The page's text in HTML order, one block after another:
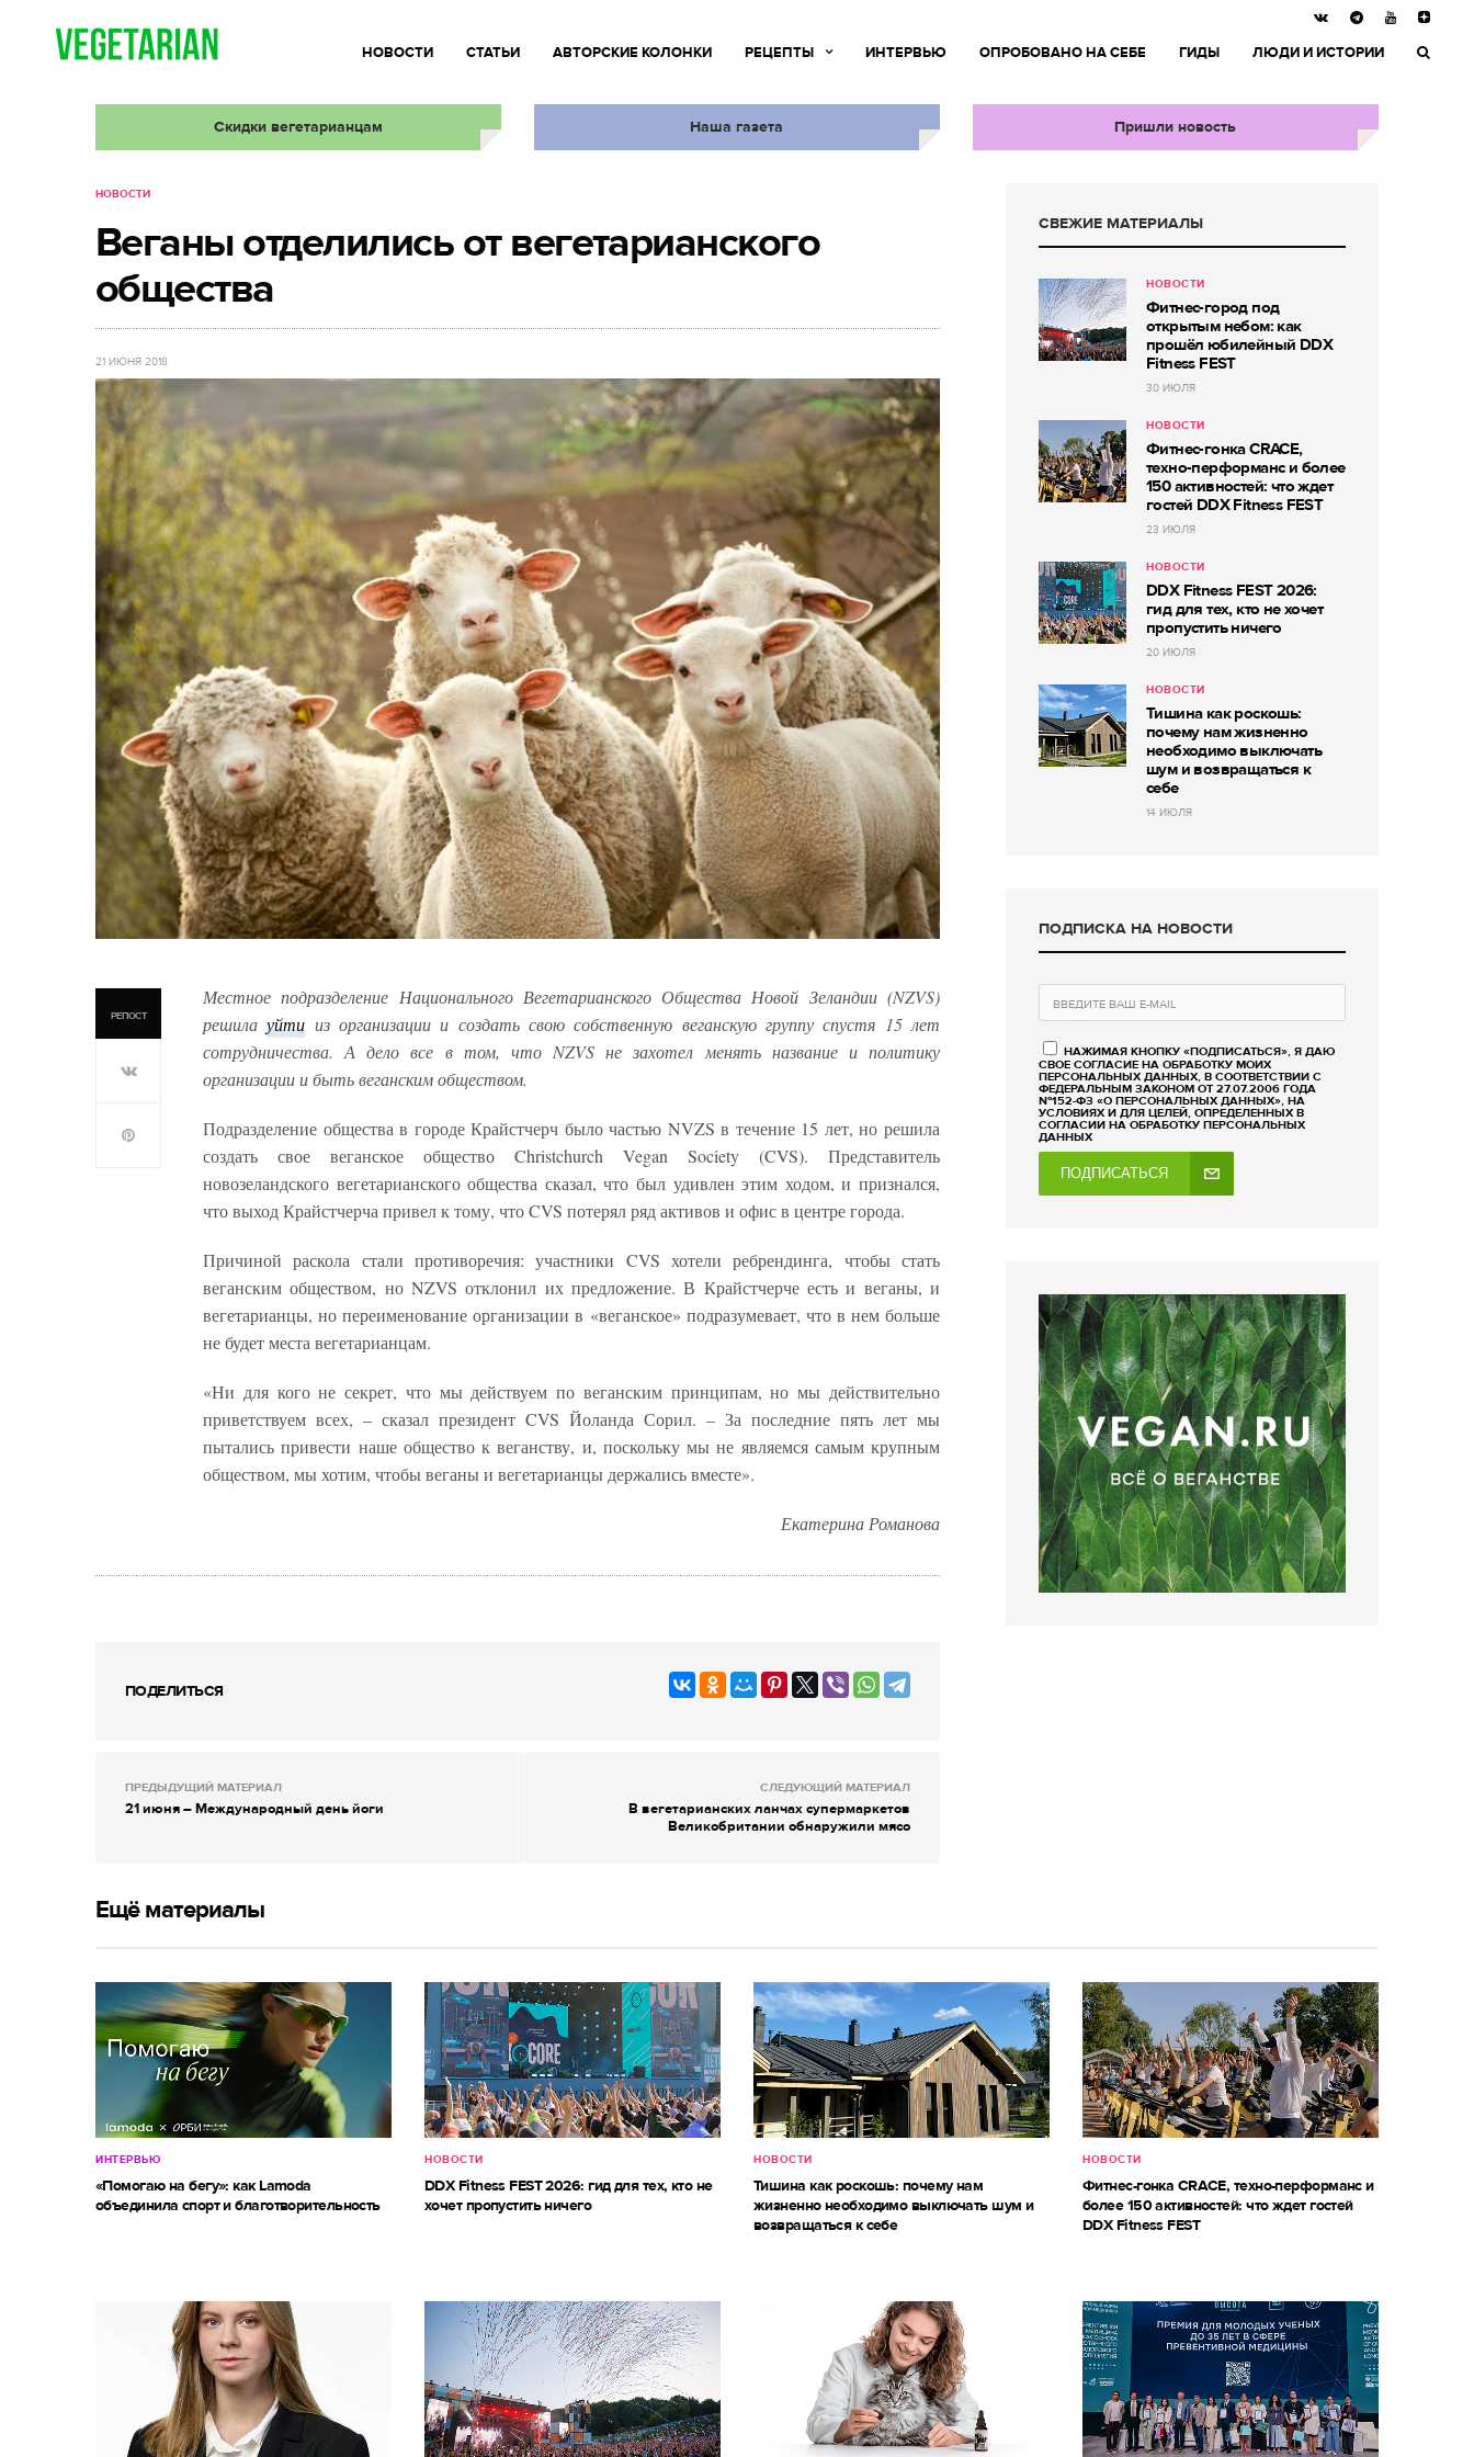
НОВОСТИ СТАТЬИ АВТОРСКИЕ КОЛОНКИ РЕЦЕПТЫ ИНТЕРВЬЮ ОПРОБОВАНО НА СЕБЕ ГИДЫ ЛЮДИ И ИСТОРИИ
Скидки вегетарианцам Наша газета Пришли новость
НОВОСТИ
Веганы отделились от вегетарианского
общества
21 ИЮНЯ 2018
РЕПОСТ
Местное подразделение Национального Вегетарианского Общества Новой Зеландии (NZVS)
решилауйти из организации и создать свою собственную веганскую группу спустя 15 лет
сотрудничества. А дело все в том, что NZVS не захотел менять название и политику
организации и быть веганским обществом.
Подразделение общества в городе Крайстчерч было частью NVZS в течение 15 лет, но решила
создать свое веганское общество Christchurch Vegan Society (CVS). Представитель
новозеландского вегетарианского общества сказал, что был удивлен этим ходом, и признался,
что выход Крайстчерча привел к тому, что CVS потерял ряд активов и офис в центре города.
Причиной раскола стали противоречия: участники CVS хотели ребрендинга, чтобы стать
веганским обществом, но NZVS отклонил их предложение. В Крайстчерче есть и веганы, и
вегетарианцы, но переименование организации в «веганское» подразумевает, что в нем больше
не будет места вегетарианцам.
«Ни для кого не секрет, что мы действуем по веганским принципам, но мы действительно
приветствуем всех, – сказал президент CVS Йоланда Сорил. – За последние пять лет мы
пытались привести наше общество к веганству, и, поскольку мы не являемся самым крупным
обществом, мы хотим, чтобы веганы и вегетарианцы держались вместе».
Екатерина Романова
ПОДЕЛИТЬСЯ
ПРЕДЫДУЩИЙ МАТЕРИАЛ
21 июня – Международный день йоги
СЛЕДУЮЩИЙ МАТЕРИАЛ
В вегетарианских ланчах супермаркетов
Великобритании обнаружили мясо
СВЕЖИЕ МАТЕРИАЛЫ
НОВОСТИ
Фитнес-город под
открытым небом: как
прошёл юбилейный DDX
Fitness FEST
30 ИЮЛЯ
НОВОСТИ
Фитнес-гонка CRACE,
техно-перформанс и более
150 активностей: что ждет
гостей DDX Fitness FEST
23 ИЮЛЯ
НОВОСТИ
DDX Fitness FEST 2026:
гид для тех, кто не хочет
пропустить ничего
20 ИЮЛЯ
НОВОСТИ
Тишина как роскошь:
почему нам жизненно
необходимо выключать
шум и возвращаться к
себе
14 ИЮЛЯ
ПОДПИСКА НА НОВОСТИ
НАЖИМАЯ КНОПКУ «ПОДПИСАТЬСЯ», Я ДАЮ
СВОЕ СОГЛАСИЕ НА ОБРАБОТКУ МОИХ
ПЕРСОНАЛЬНЫХ ДАННЫХ, В СООТВЕТСТВИИ С
ФЕДЕРАЛЬНЫМ ЗАКОНОМ ОТ 27.07.2006 ГОДА
№152-ФЗ «О ПЕРСОНАЛЬНЫХ ДАННЫХ», НА
УСЛОВИЯХ И ДЛЯ ЦЕЛЕЙ, ОПРЕДЕЛЕННЫХ В
СОГЛАСИИ НА ОБРАБОТКУ ПЕРСОНАЛЬНЫХ
ДАННЫХ
ПОДПИСАТЬСЯ
Ещё материалы
ИНТЕРВЬЮ
«Помогаю на бегу»: как Lamoda
объединила спорт и благотворительность
НОВОСТИ
DDX Fitness FEST 2026: гид для тех, кто не
хочет пропустить ничего
НОВОСТИ
Тишина как роскошь: почему нам
жизненно необходимо выключать шум и
возвращаться к себе
НОВОСТИ
Фитнес-гонка CRACE, техно-перформанс и
более 150 активностей: что ждет гостей
DDX Fitness FEST